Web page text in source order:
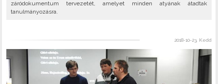
záródokumentum tervezetét, amelyet minden atyának átadtak
tanulmányozásra.
2018-10-23, Kedd